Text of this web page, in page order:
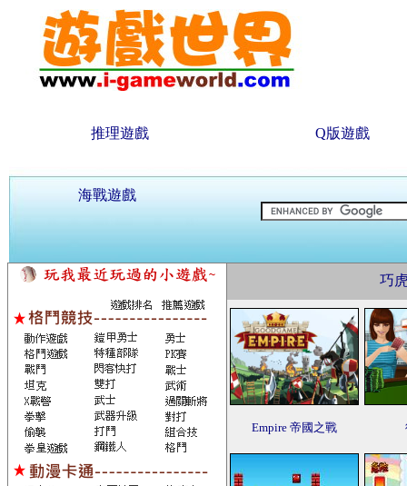
推理遊戲 Q版遊戲
海戰遊戲
巧
Empire 帝國之戰